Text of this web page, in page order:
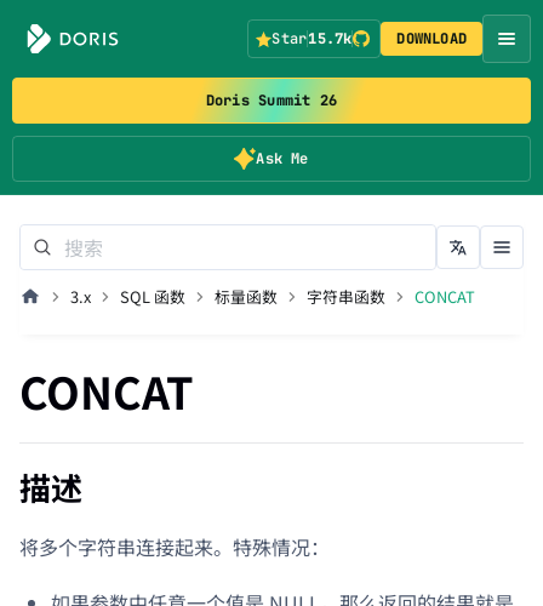
Doris Summit 26
Ask Me
Star15.7k DOWNLOAD
3.x SQL 函数 标量函数 字符串函数 CONCAT
CONCAT
描述
将多个字符串连接起来。特殊情况：